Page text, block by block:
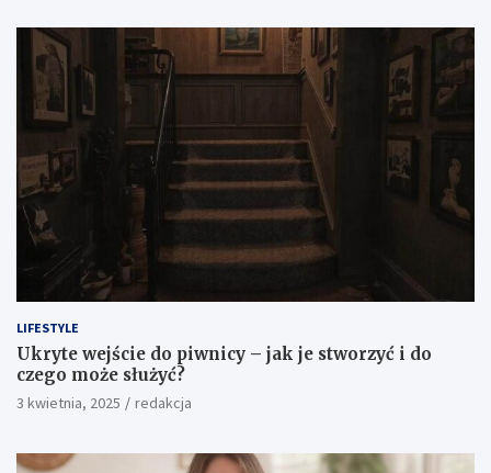
LIFESTYLE
Ukryte wejście do piwnicy – jak je stworzyć i do
czego może służyć?
3 kwietnia, 2025 redakcja